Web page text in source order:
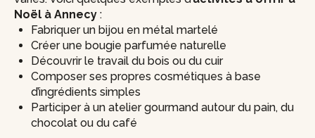
Noël à Annecy :
Fabriquer un bijou en métal martelé
Créer une bougie parfumée naturelle
Découvrir le travail du bois ou du cuir
Composer ses propres cosmétiques à base
d’ingrédients simples
Participer à un atelier gourmand autour du pain, du
chocolat ou du café